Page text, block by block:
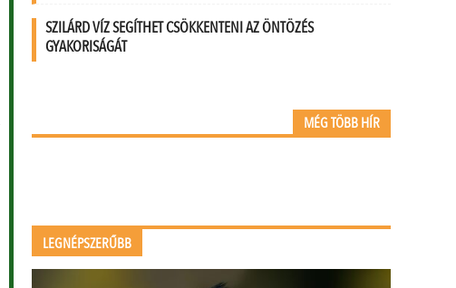
SZILÁRD VÍZ SEGÍTHET CSÖKKENTENI AZ ÖNTÖZÉS
GYAKORISÁGÁT
MÉG TÖBB HÍR
LEGNÉPSZERŰBB